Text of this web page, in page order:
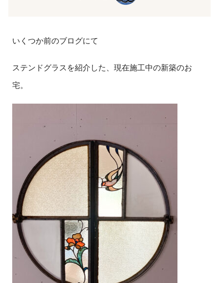
いくつか前のブログにて
ステンドグラスを紹介した、現在施工中の新築のお
宅。